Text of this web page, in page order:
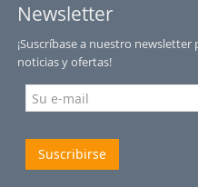
Newsletter
¡Suscríbase a nuestro
noticias y ofertas!
Suscribirse